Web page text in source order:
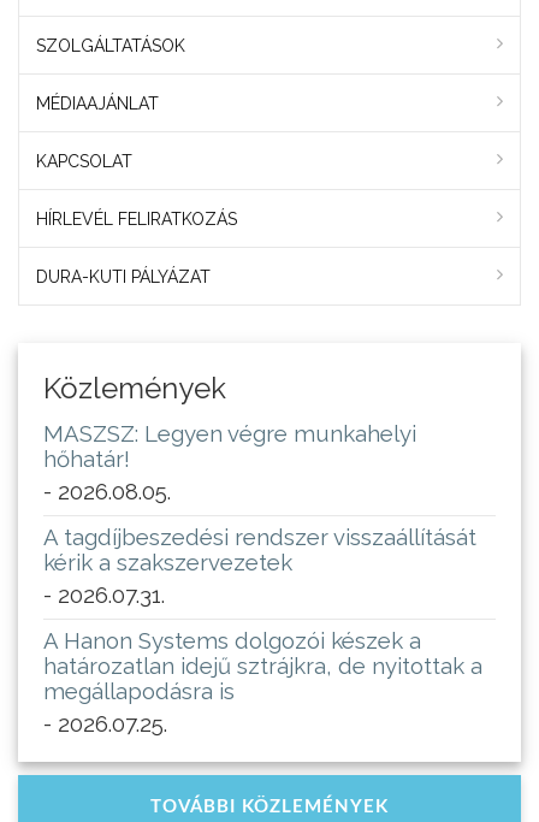
SZOLGÁLTATÁSOK
MÉDIAAJÁNLAT
KAPCSOLAT
HÍRLEVÉL FELIRATKOZÁS
DURA-KUTI PÁLYÁZAT
Közlemények
MASZSZ: Legyen végre munkahelyi
hőhatár!
- 2026.08.05.
A tagdíjbeszedési rendszer visszaállítását
kérik a szakszervezetek
- 2026.07.31.
A Hanon Systems dolgozói készek a
határozatlan idejű sztrájkra, de nyitottak a
megállapodásra is
- 2026.07.25.
TOVÁBBI KÖZLEMÉNYEK